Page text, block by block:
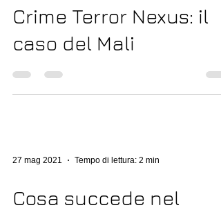
6 feb 2022 Tempo di lettura: 7 min
Crime Terror Nexus: il
caso del Mali
27 mag 2021 Tempo di lettura: 2 min